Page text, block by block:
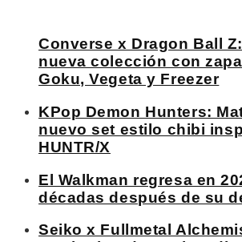
Converse x Dragon Ball
nueva colección con
Goku, Vegeta y Freezer
KPop Demon Hunters:
nuevo set estilo chibi
HUNTR/X
El Walkman regresa en
décadas después de su
Seiko x Fullmetal